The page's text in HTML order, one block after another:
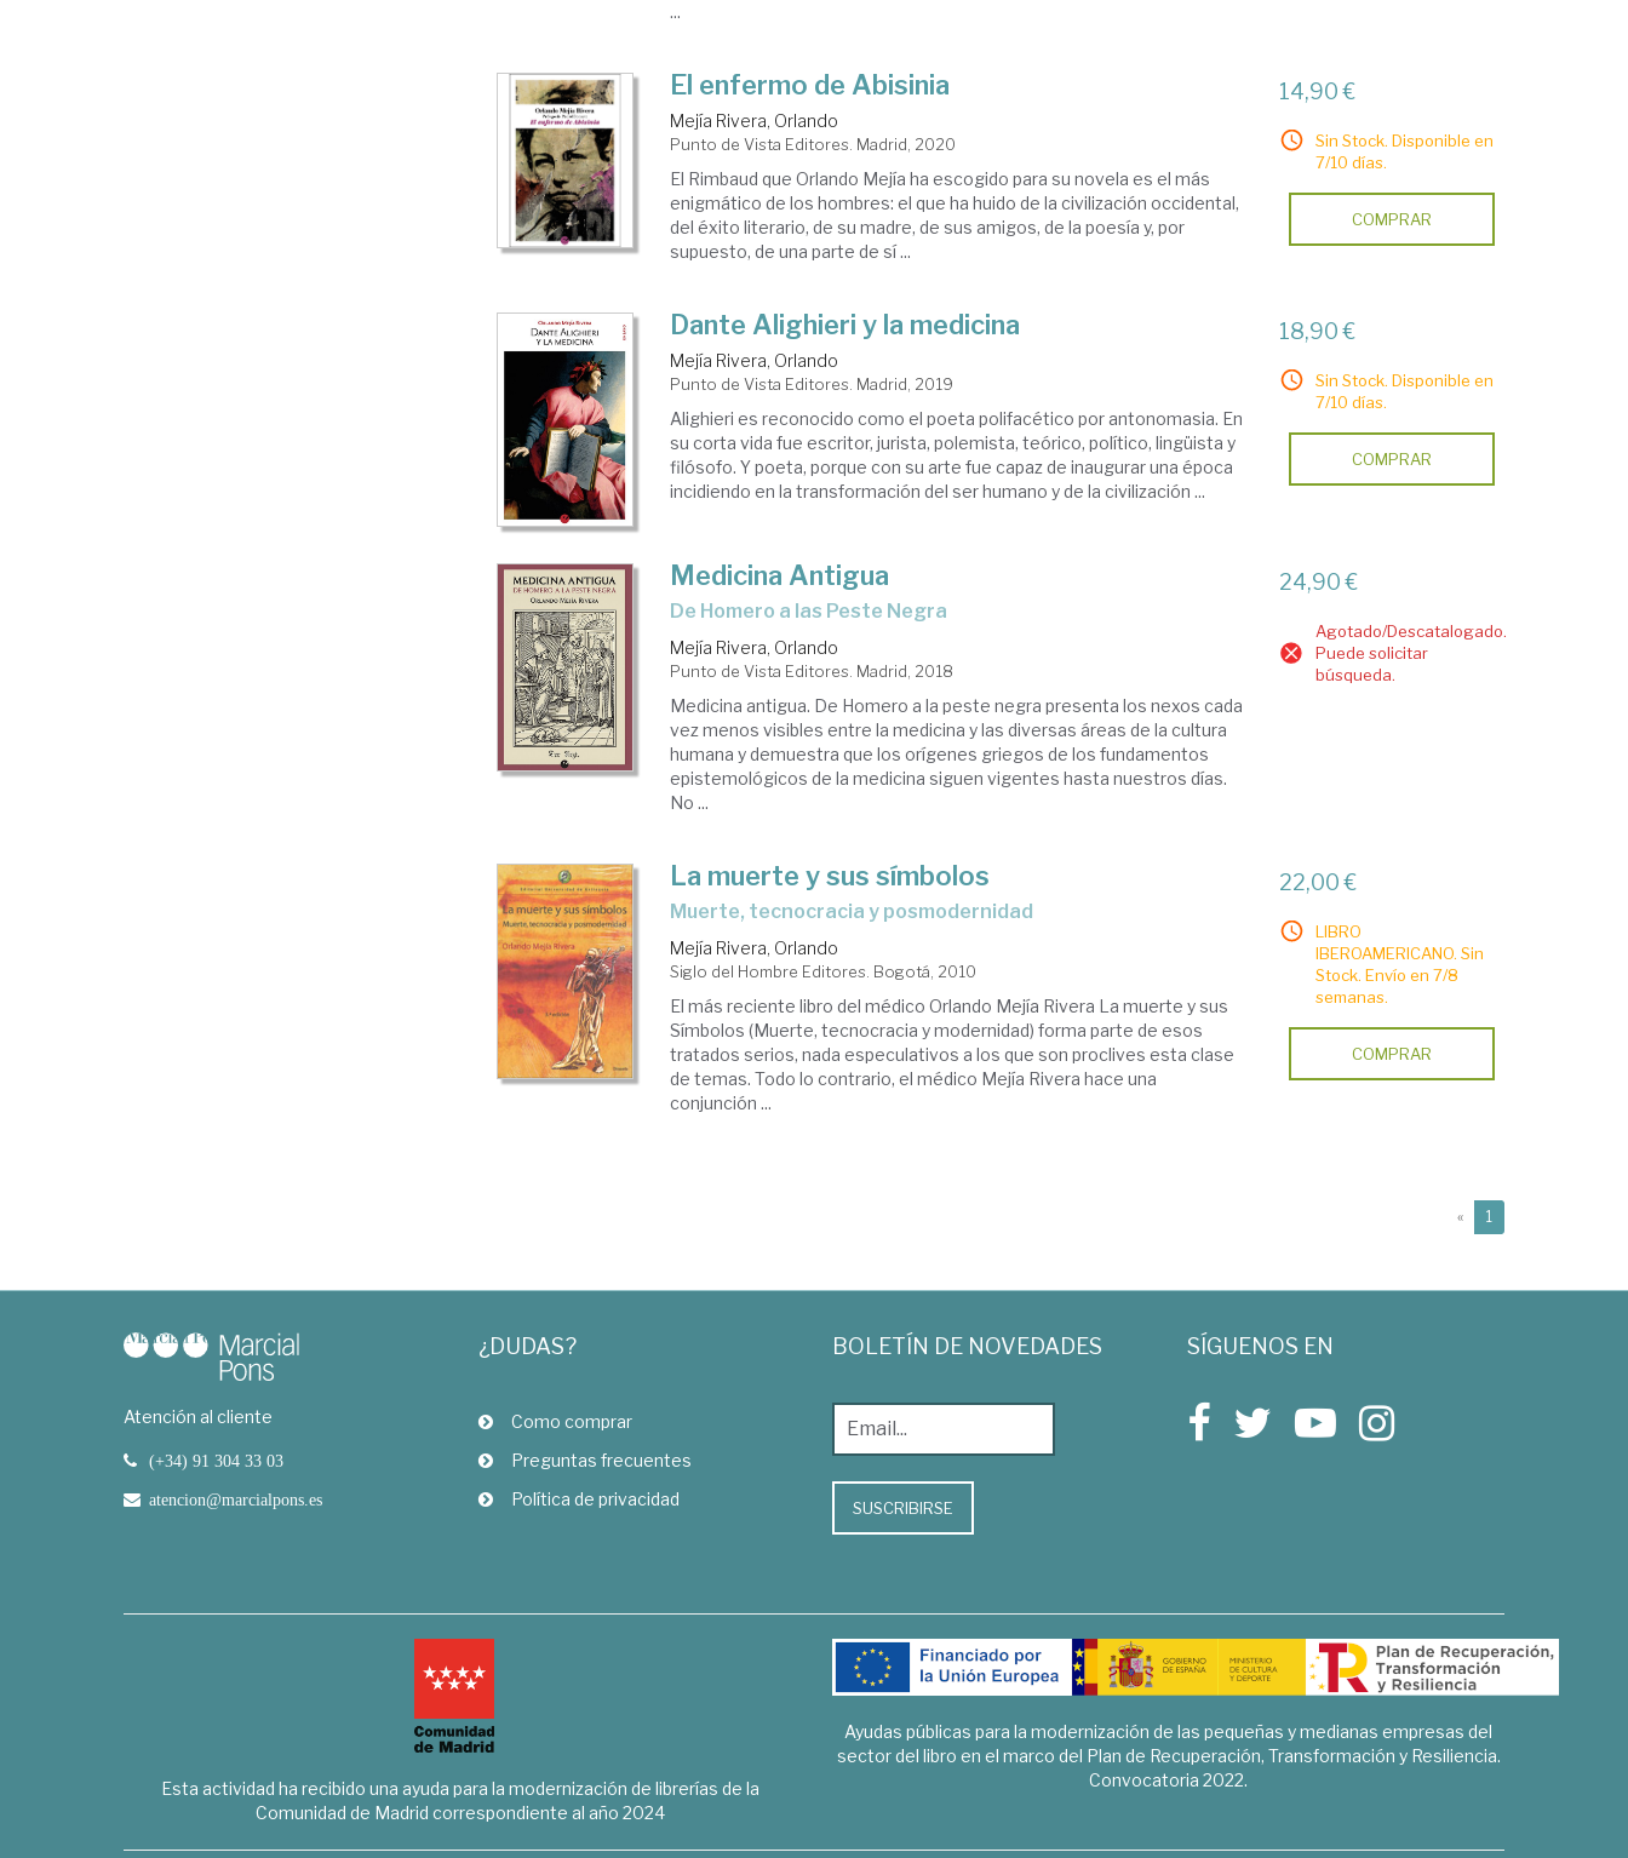
...
El enfermo de Abisinia
Mejía Rivera, Orlando
Punto de Vista Editores. Madrid, 2020
El Rimbaud que Orlando Mejía ha escogido para su novela es el más
enigmático de los hombres: el que ha huido de la civilización occidental,
del éxito literario, de su madre, de sus amigos, de la poesía y, por
supuesto, de una parte de sí ...
14,90 €
Sin Stock. Disponible en
7/10 días.
COMPRAR
Dante Alighieri y la medicina
Mejía Rivera, Orlando
Punto de Vista Editores. Madrid, 2019
Alighieri es reconocido como el poeta polifacético por antonomasia. En
su corta vida fue escritor, jurista, polemista, teórico, político, lingüista y
filósofo. Y poeta, porque con su arte fue capaz de inaugurar una época
incidiendo en la transformación del ser humano y de la civilización ...
18,90 €
Sin Stock. Disponible en
7/10 días.
COMPRAR
Medicina Antigua
de Homero a las Peste Negra
Mejía Rivera, Orlando
Punto de Vista Editores. Madrid, 2018
Medicina antigua. De Homero a la peste negra presenta los nexos cada
vez menos visibles entre la medicina y las diversas áreas de la cultura
humana y demuestra que los orígenes griegos de los fundamentos
epistemológicos de la medicina siguen vigentes hasta nuestros días.
No ...
24,90 €
Agotado/Descatalogado.
Puede solicitar
búsqueda.
La muerte y sus símbolos
muerte, tecnocracia y posmodernidad
Mejía Rivera, Orlando
Siglo del Hombre Editores. Bogotá, 2010
El más reciente libro del médico Orlando Mejía Rivera La muerte y sus
Símbolos (Muerte, tecnocracia y modernidad) forma parte de esos
tratados serios, nada especulativos a los que son proclives esta clase
de temas. Todo lo contrario, el médico Mejía Rivera hace una
conjunción ...
22,00 €
LIBRO
IBEROAMERICANO. Sin
Stock. Envío en 7/8
semanas.
COMPRAR
« 1
Atención al cliente
(+34) 91 304 33 03
atencion@marcialpons.es
¿DUDAS?
Como comprar
Preguntas frecuentes
Política de privacidad
BOLETÍN DE NOVEDADES
SUSCRIBIRSE
SÍGUENOS EN
Esta actividad ha recibido una ayuda para la modernización de librerías de la
Comunidad de Madrid correspondiente al año 2024
Ayudas públicas para la modernización de las pequeñas y medianas empresas del
sector del libro en el marco del Plan de Recuperación, Transformación y Resiliencia.
Convocatoria 2022.